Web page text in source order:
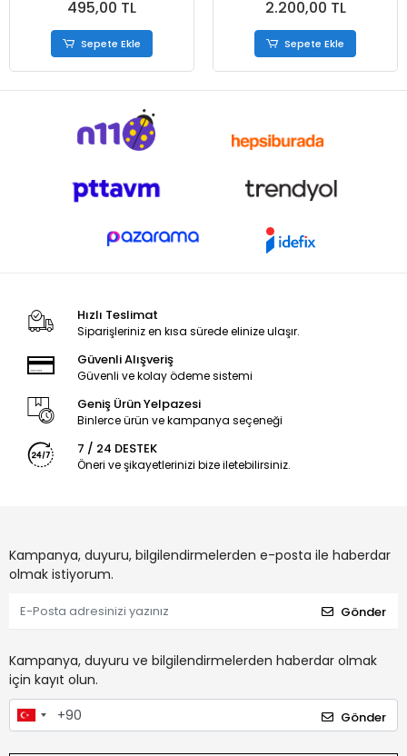
495,00 TL
Sepete Ekle
2.200,00 TL
Sepete Ekle
Hızlı Teslimat
Siparişleriniz en kısa sürede elinize ulaşır.
Güvenli Alışveriş
Güvenli ve kolay ödeme sistemi
Geniş Ürün Yelpazesi
Binlerce ürün ve kampanya seçeneği
7 / 24 DESTEK
Öneri ve şikayetlerinizi bize iletebilirsiniz.
Kampanya, duyuru, bilgilendirmelerden e-posta ile haberdar
olmak istiyorum.
Gönder
Kampanya, duyuru ve bilgilendirmelerden haberdar olmak
için kayıt olun.
Gönder